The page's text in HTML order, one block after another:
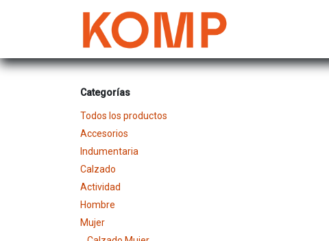
Categorías
Todos los productos
Accesorios
Indumentaria
Calzado
Actividad
Hombre
Mujer